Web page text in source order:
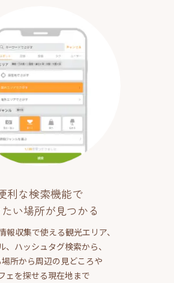
利な検索機能で
い場所が見つかる
報収集で使える観光エリア、
、ハッシュタグ検索から、
所から周辺の見どころや
ェを探せる現在地まで